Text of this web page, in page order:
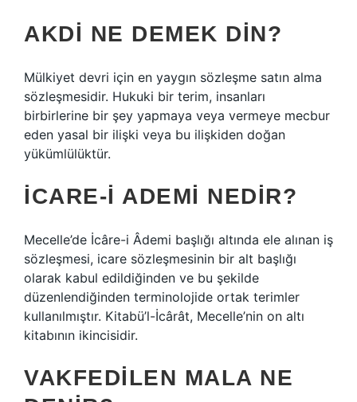
AKDI NE DEMEK DIN?
Mülkiyet devri için en yaygın sözleşme satın alma
sözleşmesidir. Hukuki bir terim, insanları
birbirlerine bir şey yapmaya veya vermeye mecbur
eden yasal bir ilişki veya bu ilişkiden doğan
yükümlülüktür.
İCARE-I ADEMI NEDIR?
Mecelle’de İcâre-i Âdemi başlığı altında ele alınan iş
sözleşmesi, icare sözleşmesinin bir alt başlığı
olarak kabul edildiğinden ve bu şekilde
düzenlendiğinden terminolojide ortak terimler
kullanılmıştır. Kitabü’l-İcârât, Mecelle’nin on altı
kitabının ikincisidir.
VAKFEDILEN MALA NE